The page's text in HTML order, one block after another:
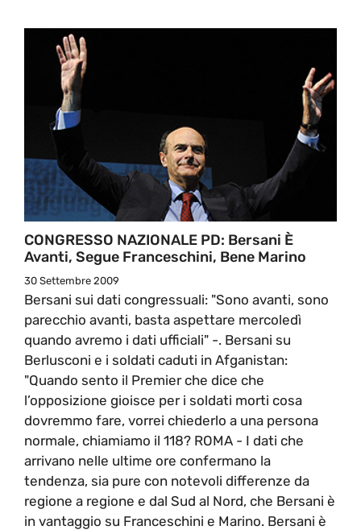
CONGRESSO NAZIONALE PD: Bersani È
Avanti, Segue Franceschini, Bene Marino
30 Settembre 2009
Bersani sui dati congressuali: "Sono avanti, sono
parecchio avanti, basta aspettare mercoledì
quando avremo i dati ufficiali" -. Bersani su
Berlusconi e i soldati caduti in Afganistan:
"Quando sento il Premier che dice che
l’opposizione gioisce per i soldati morti cosa
dovremmo fare, vorrei chiederlo a una persona
normale, chiamiamo il 118? ROMA - I dati che
arrivano nelle ultime ore confermano la
tendenza, sia pure con notevoli differenze da
regione a regione e dal Sud al Nord, che Bersani è
in vantaggio su Franceschini e Marino. Bersani è